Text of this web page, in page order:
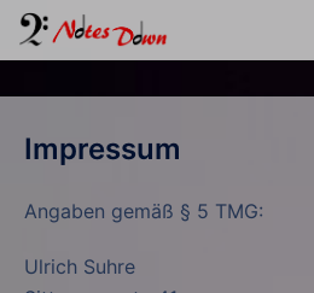
Impressum
Angaben gemäß § 5 TMG:
Ulrich Suhre